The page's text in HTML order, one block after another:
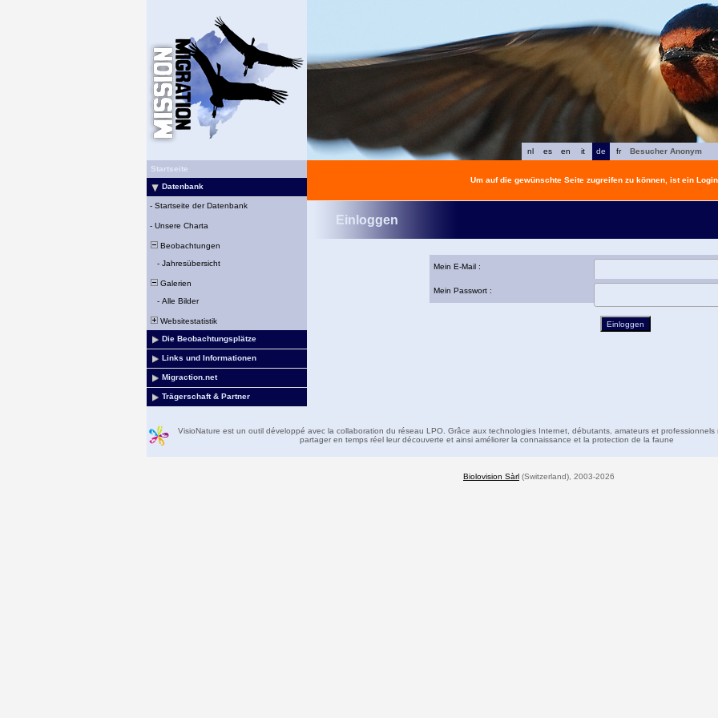
fr
de
it
en
es
nl
Besucher Anonym
Startseite
Datenbank
- Startseite der Datenbank
- Unsere Charta
Beobachtungen
- Jahresübersicht
Galerien
- Alle Bilder
Websitestatistik
Die Beobachtungsplätze
Links und Informationen
Migraction.net
Trägerschaft & Partner
Um auf die gewünschte Seite zugreifen zu können, ist ein
Einloggen
Mein E-Mail :
Mein Passwort :
VisioNature est un outil développé avec la collaboration du réseau LPO. Grâce aux technologies Internet, débutants, amateurs et professionnels
partager en temps réel leur découverte et ainsi améliorer la connaissance et la protection de la faune
Biolovision Sàrl (Switzerland), 2003-2026